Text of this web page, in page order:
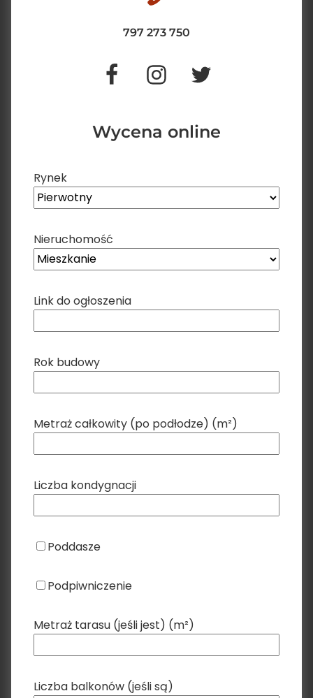
797 273 750
Wycena online
Rynek
Nieruchomość
Link do ogłoszenia
Rok budowy
Metraż całkowity (po podłodze) (m²)
Liczba kondygnacji
Poddasze
Podpiwniczenie
Metraż tarasu (jeśli jest) (m²)
Liczba balkonów (jeśli są)